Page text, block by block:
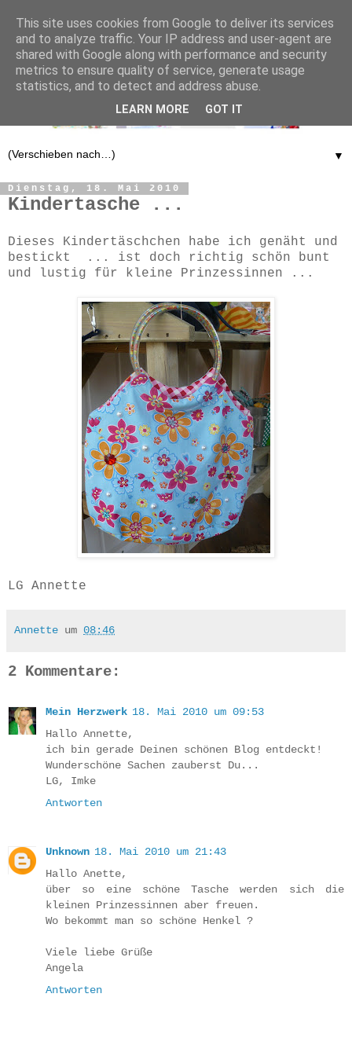
▼
Dienstag, 18. Mai 2010
Kindertasche ...
Dieses Kindertäschchen habe ich genäht und
bestickt ... ist doch richtig schön bunt
und lustig für kleine Prinzessinnen ...
LG Annette
Annette um 08:46
2 Kommentare:
Mein Herzwerk 18. Mai 2010 um 09:53
Hallo Annette,
ich bin gerade Deinen schönen Blog entdeckt!
Wunderschöne Sachen zauberst Du...
LG, Imke
Antworten
Unknown 18. Mai 2010 um 21:43
Hallo Anette,
über so eine schöne Tasche werden sich die
kleinen Prinzessinnen aber freuen.
Wo bekommt man so schöne Henkel ?
Viele liebe Grüße
Angela
Antworten
This site uses cookies from Google to deliver its services
and to analyze traffic. Your IP address and user-agent are
shared with Google along with performance and security
metrics to ensure quality of service, generate usage
statistics, and to detect and address abuse.
LEARN MORE GOT IT